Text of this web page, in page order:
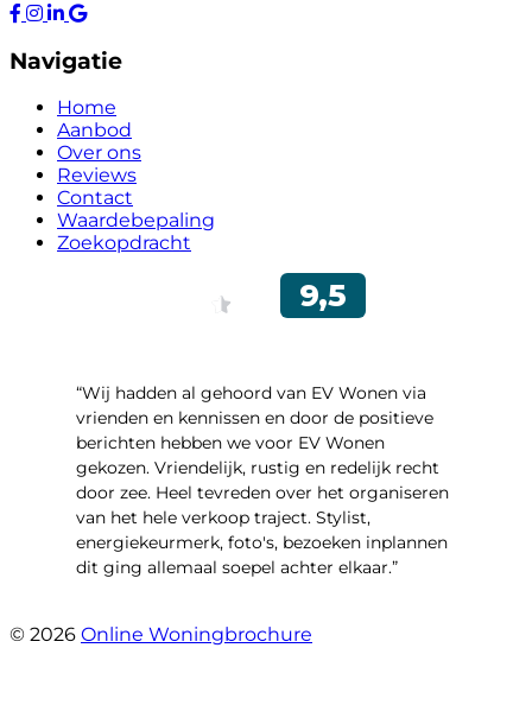
Navigatie
Home
Aanbod
Over ons
Reviews
Contact
Waardebepaling
Zoekopdracht
“Wij hadden al gehoord van EV Wonen via
vrienden en kennissen en door de positieve
berichten hebben we voor EV Wonen
gekozen. Vriendelijk, rustig en redelijk recht
door zee. Heel tevreden over het organiseren
van het hele verkoop traject. Stylist,
energiekeurmerk, foto's, bezoeken inplannen
dit ging allemaal soepel achter elkaar.”
© 2026 Online Woningbrochure